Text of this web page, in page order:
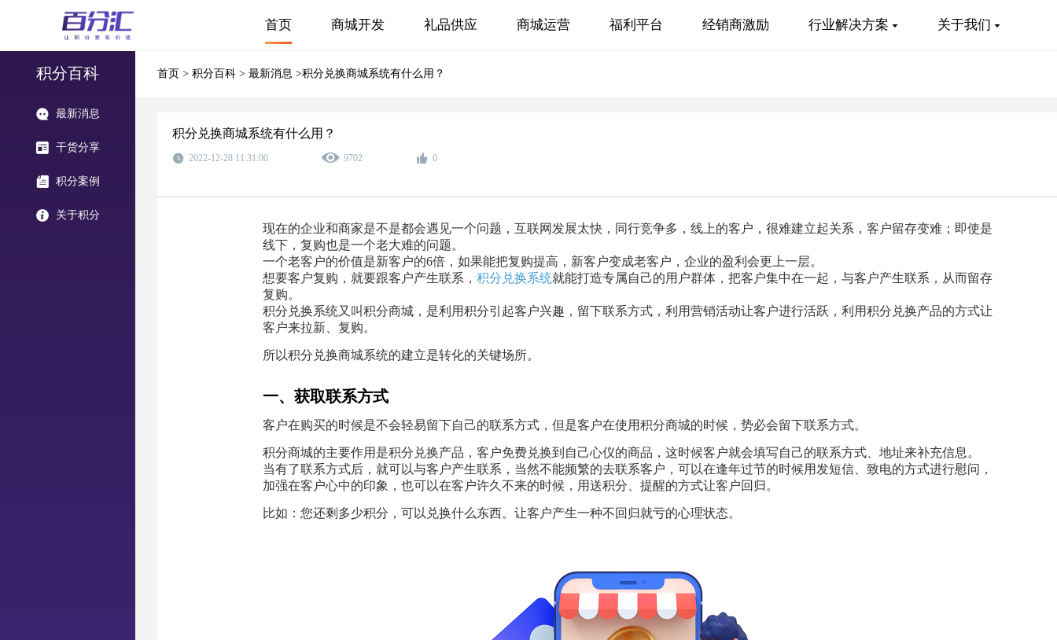
首页 商城开发 礼品供应 商城运营 福利平台 经销商激励 行业解决方案 关于我们
积分百科
最新消息
干货分享
积分案例
关于积分
首页 > 积分百科 > 最新消息 >积分兑换商城系统有什么用？
积分兑换商城系统有什么用？
2022-12-28 11:31:00 9702 0
现在的企业和商家是不是都会遇见一个问题，互联网发展太快，同行竞争多，线上的客户，很难建立起关系，客户留存变难；即使是
线下，复购也是一个老大难的问题。
一个老客户的价值是新客户的6倍，如果能把复购提高，新客户变成老客户，企业的盈利会更上一层。
想要客户复购，就要跟客户产生联系， 积分兑换系统就能打造专属自己的用户群体，把客户集中在一起，与客户产生联系，从而留存
复购。
积分兑换系统又叫积分商城，是利用积分引起客户兴趣，留下联系方式，利用营销活动让客户进行活跃，利用积分兑换产品的方式让
客户来拉新、复购。
所以积分兑换商城系统的建立是转化的关键场所。
一、获取联系方式
客户在购买的时候是不会轻易留下自己的联系方式，但是客户在使用积分商城的时候，势必会留下联系方式。
积分商城的主要作用是积分兑换产品，客户免费兑换到自己心仪的商品，这时候客户就会填写自己的联系方式、地址来补充信息。
当有了联系方式后，就可以与客户产生联系，当然不能频繁的去联系客户，可以在逢年过节的时候用发短信、致电的方式进行慰问，
加强在客户心中的印象，也可以在客户许久不来的时候，用送积分、提醒的方式让客户回归。
比如：您还剩多少积分，可以兑换什么东西。让客户产生一种不回归就亏的心理状态。